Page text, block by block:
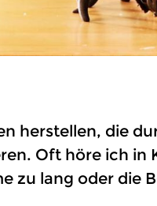
herstellen, die
Oft höre ich in
zu lang oder die